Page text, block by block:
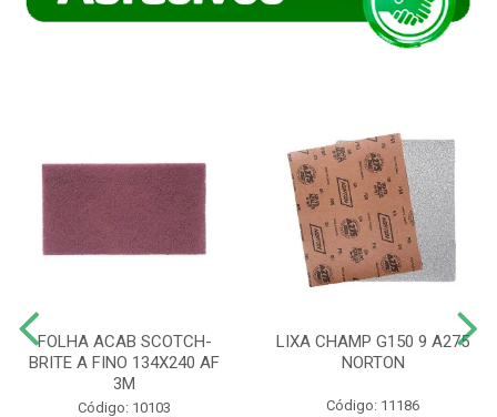
FOLHA ACAB SCOTCH-
BRITE A FINO 134X240 AF
3M
Código: 10103
LIXA CHAMP G150 9 A275
NORTON
Código: 11186